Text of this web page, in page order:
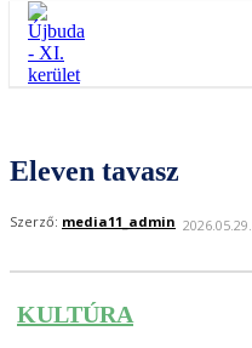
Eleven tavasz
Szerző: media11_admin 2026.05.29.
KULTÚRA